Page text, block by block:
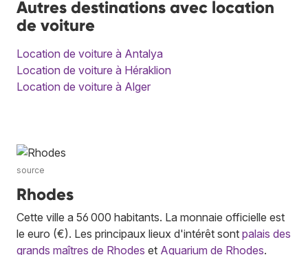
Autres destinations avec location
de voiture
Location de voiture à Antalya
Location de voiture à Héraklion
Location de voiture à Alger
source
Rhodes
Cette ville a 56 000 habitants. La monnaie officielle est
le euro (€). Les principaux lieux d'intérêt sont palais des
grands maîtres de Rhodes et Aquarium de Rhodes.